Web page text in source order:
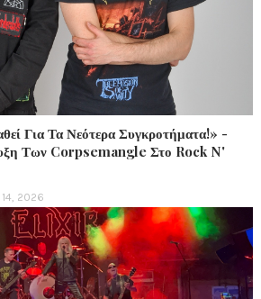
Για Τα Νεότερα Συγκροτήματα!» -
Των Corpsemangle Στο Rock N'
2026